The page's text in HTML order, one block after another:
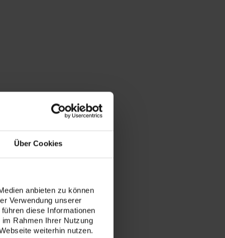
Über Cookies
anbieten zu können
Verwendung unserer
diese Informationen
Rahmen Ihrer Nutzung
weiterhin nutzen.
per